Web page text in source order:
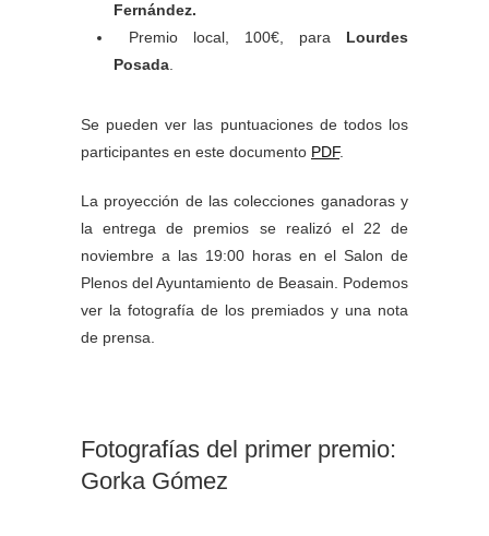
Fernández.
Premio local, 100€, para Lourdes
Posada
Se pueden ver las puntuaciones de todos los
participantes en este documento PDF.
La proyección de las colecciones ganadoras y
la entrega de premios se realizó el 22 de
noviembre a las 19:00 horas en el Salon de
Plenos del Ayuntamiento de Beasain. Podemos
ver la fotografía de los premiados y una nota
de prensa.
Fotografías del primer premio:
Gorka Gómez